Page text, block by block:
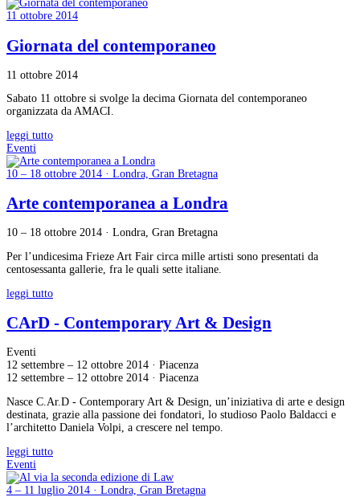
11 ottobre 2014
Giornata del contemporaneo
11 ottobre 2014
Sabato 11 ottobre si svolge la decima Giornata del contemporaneo
organizzata da AMACI.
leggi tutto
Eventi
10 – 18 ottobre 2014 · Londra, Gran Bretagna
Arte contemporanea a Londra
10 – 18 ottobre 2014 · Londra, Gran Bretagna
Per l’undicesima Frieze Art Fair circa mille artisti sono presentati da
centosessanta gallerie, fra le quali sette italiane.
leggi tutto
CArD - Contemporary Art & Design
Eventi
12 settembre – 12 ottobre 2014 · Piacenza
12 settembre – 12 ottobre 2014 · Piacenza
Nasce C.Ar.D - Contemporary Art & Design, un’iniziativa di arte e design
destinata, grazie alla passione dei fondatori, lo studioso Paolo Baldacci e
l’architetto Daniela Volpi, a crescere nel tempo.
leggi tutto
Eventi
4 – 11 luglio 2014 · Londra, Gran Bretagna